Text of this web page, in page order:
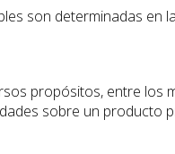
son determinadas en
propósitos, entre los
sobre un producto